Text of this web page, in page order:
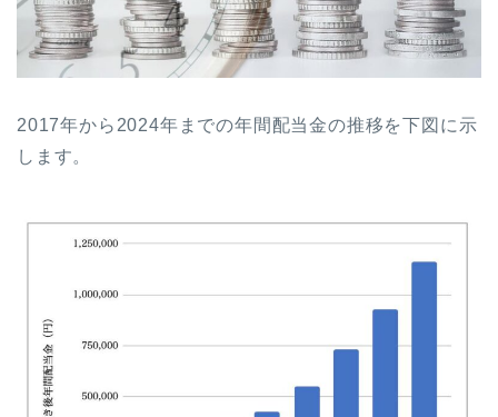
2017年から2024年までの年間配当金の推移を下図に示
します。